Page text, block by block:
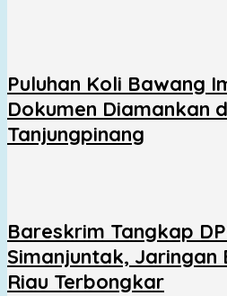
Puluhan Koli Bawang
Dokumen Diamankan
Tanjungpinang
Bareskrim Tangkap
Simanjuntak, Jaringan
Riau Terbongkar